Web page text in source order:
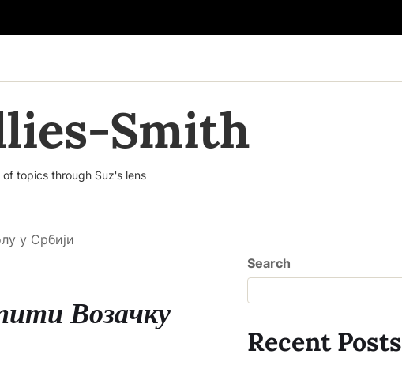
Smith
topics through Suz's lens
у Србији
Возачку
Search
Recent Posts